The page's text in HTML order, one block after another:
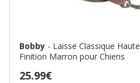
Bobby - Laisse Classique Haute
Finition Marron pour Chiens
Prix
25.99€